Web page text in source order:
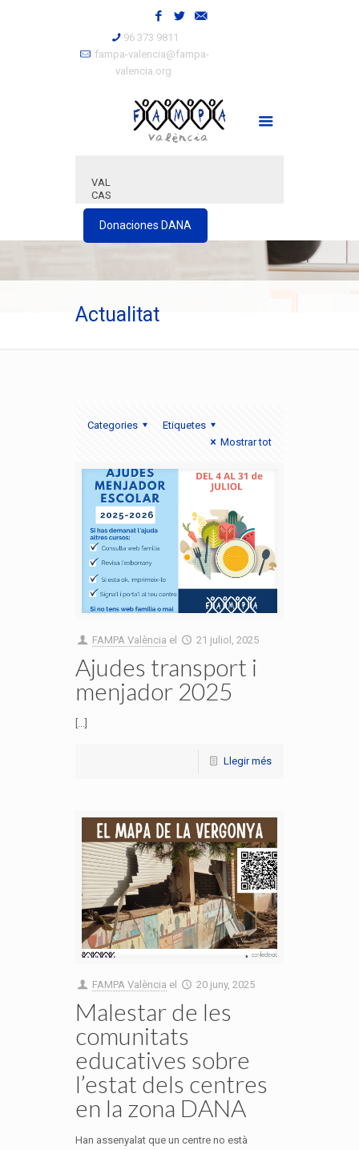
96 373 9811
fampa-valencia@fampa-
valencia.org
VAL
CAS
Donaciones DANA
Actualitat
Categories
Etiquetes
Mostrar tot
FAMPA València el 21 juliol, 2025
Ajudes transport i
menjador 2025
[...]
Llegir més
FAMPA València el 20 juny, 2025
Malestar de les
comunitats
educatives sobre
l’estat dels centres
en la zona DANA
Han assenyalat que un centre no està